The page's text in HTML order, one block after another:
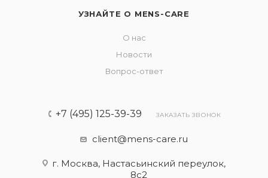
УЗНАЙТЕ О MENS-CARE
О нас
Новости
Вопрос-ответ
+7 (495) 125-39-39 ЗАКАЗАТЬ ЗВОНОК
client@mens-care.ru
г. Москва, Настасьинский переулок,
8с2